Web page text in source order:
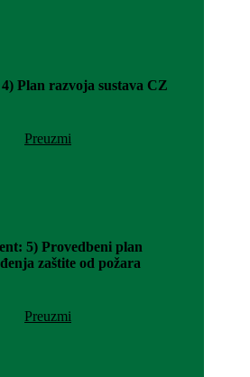
Plan razvoja sustava CZ
Preuzmi
5) Provedbeni plan
zaštite od požara
Preuzmi